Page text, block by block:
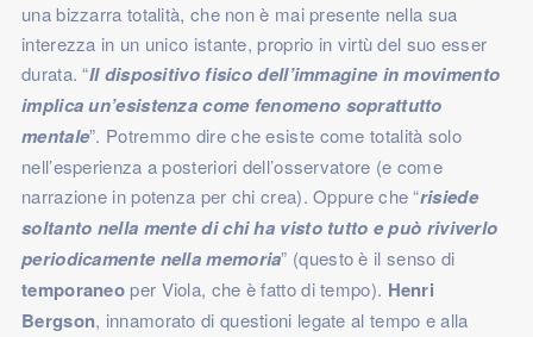
una bizzarra totalità, che non è mai presente nella sua
interezza in un unico istante, proprio in virtù del suo esser
durata. “Il dispositivo fisico dell’immagine in movimento
implica un’esistenza come fenomeno soprattutto
mentale”. Potremmo dire che esiste come totalità solo
nell’esperienza a posteriori dell’osservatore (e come
narrazione in potenza per chi crea). Oppure che “risiede
soltanto nella mente di chi ha visto tutto e può riviverlo
periodicamente nella memoria” (questo è il senso di
temporaneoper Viola, che è fatto di tempo). Henri
Bergson, innamorato di questioni legate al tempo e alla